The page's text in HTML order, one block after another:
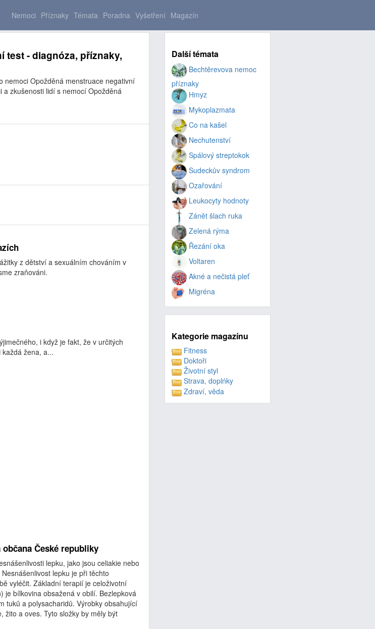
Nemoci Příznaky Témata Poradna Vyšetření Magazín
test - diagnóza, příznaky,
nemoci Opožděná menstruace negativní
zkušenosti lidí s nemocí Opožděná
z dětství a sexuálním chováním v
zraňováni.
i když je fakt, že v určitých
žena, a...
České republiky
lepku, jako jsou celiakie nebo
lepku je při těchto
vyléčit. Základní terapií je celoživotní
je bílkovina obsažená v obilí. Bezlepková
tuků a polysacharidů. Výrobky obsahující
žito a oves. Tyto složky by měly být
Další témata
Bechtěrevova nemoc
příznaky
Hmyz
Mykoplazmata
Co na kašel
Nechutenství
Spálový streptokok
Sudeckův syndrom
Ozařování
Leukocyty hodnoty
Zánět šlach ruka
Zelená rýma
Řezání oka
Voltaren
Akné a nečistá pleť
Migréna
Kategorie magazínu
Fitness
Doktoři
Životní styl
Strava, doplńky
Zdraví, věda